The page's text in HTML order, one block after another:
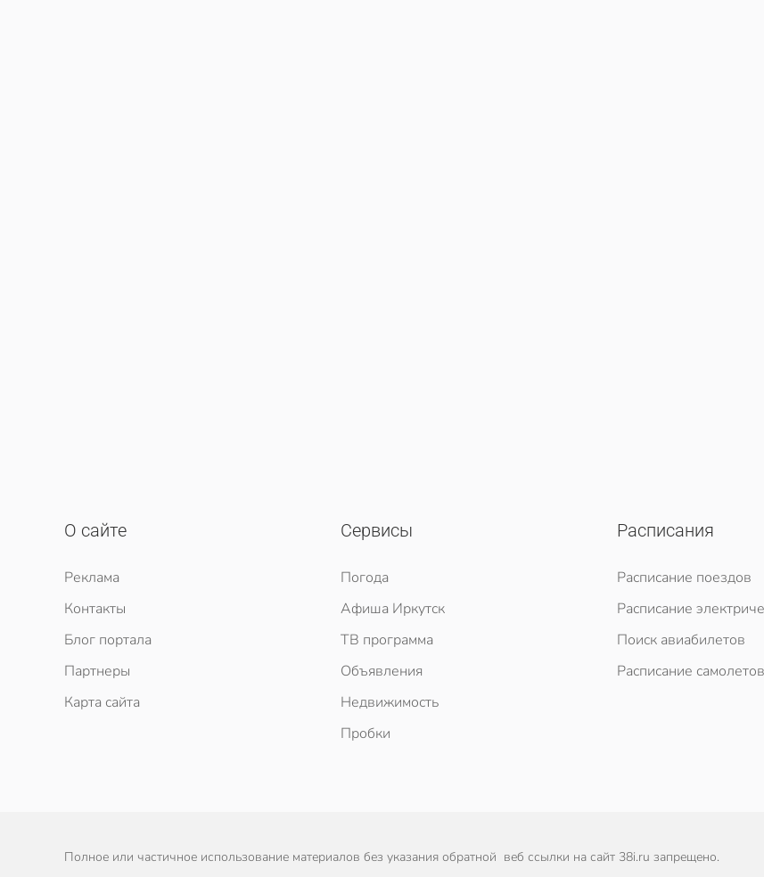
О сайте
Реклама
Контакты
Блог портала
Партнеры
Карта сайта
Сервисы
Погода
Афиша Иркутск
ТВ программа
Объявления
Недвижимость
Пробки
Расписания
Расписание поездов
Расписание
Поиск авиабилетов
Расписание самолетов
Полное или частичное использование материалов без указания обратной веб ссылки на сайт 38i.ru запрещено.